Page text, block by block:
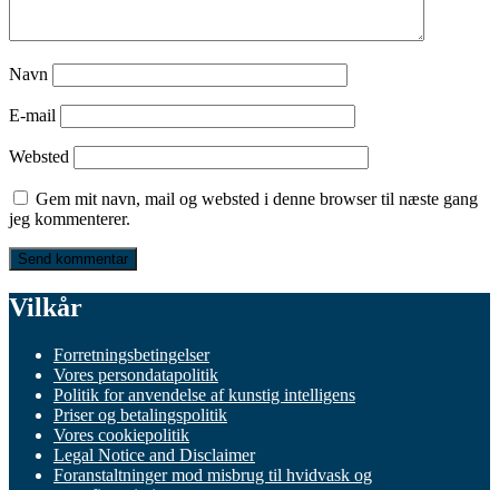
Navn
E-mail
Websted
Gem mit navn, mail og websted i denne browser til næste gang
jeg kommenterer.
Vilkår
Forretningsbetingelser
Vores persondatapolitik
Politik for anvendelse af kunstig intelligens
Priser og betalingspolitik
Vores cookiepolitik
Legal Notice and Disclaimer
Foranstaltninger mod misbrug til hvidvask og